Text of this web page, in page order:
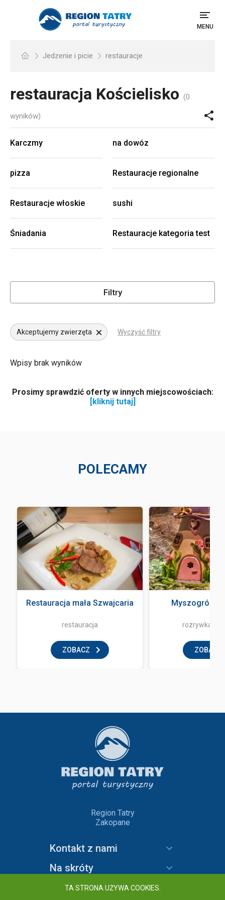
MENU
Jedzenie i picie restauracje
restauracja Kościelisko (0
wyników)
Karczmy na dowóz
pizza Restauracje regionalne
Restauracje włoskie sushi
Śniadania Restauracje kategoria test
Filtry
Akceptujemy zwierzęta Wyczyść filtry
Wpisy brak wyników
Prosimy sprawdzić oferty w innych miejscowościach:
[kliknij tutaj]
POLECAMY
Restauracja mała Szwajcaria
restauracja
ZOBACZ
Myszogród
rozrywka i
ZOBACZ
Region Tatry
Zakopane
Kontakt z nami
Na skróty
Informacje
TA STRONA UŻYWA COOKIES.